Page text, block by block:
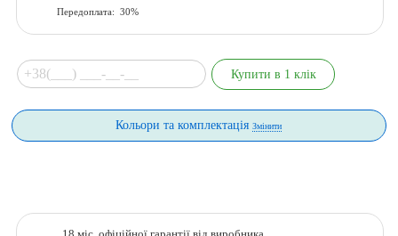
Передоплата: 30%
Кольори та комплектаціяЗмінити